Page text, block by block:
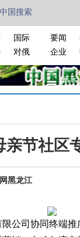
中国搜索
国际
对俄
要闻
企业
亲节社区
黑龙江
司协同终端推